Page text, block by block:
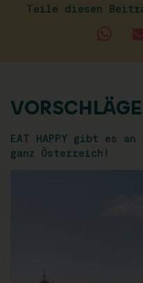
Teile diesen
VORSCHLÄGE
EAT HAPPY gibt es
ganz Österreich!